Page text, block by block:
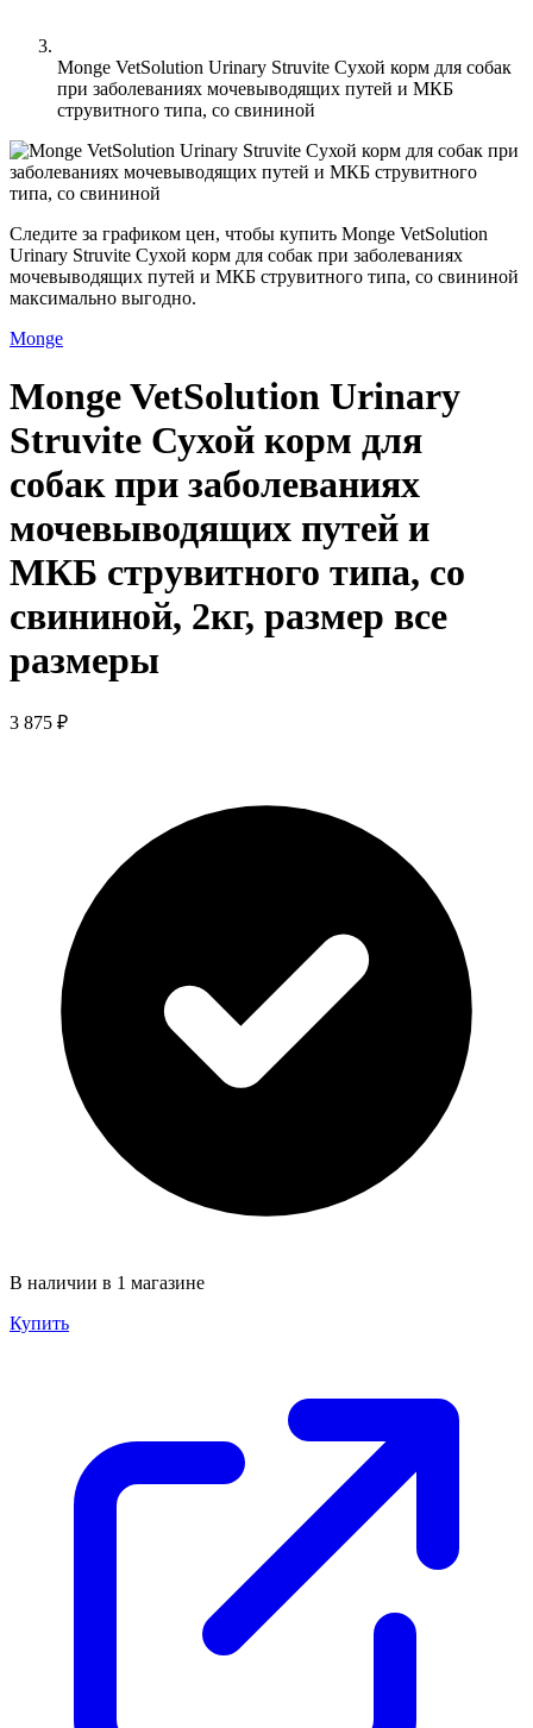
Monge VetSolution Urinary Struvite Сухой корм для собак
при заболеваниях мочевыводящих путей и МКБ
струвитного типа, со свининой
Следите за графиком цен, чтобы купить Monge VetSolution
Urinary Struvite Сухой корм для собак при заболеваниях
мочевыводящих путей и МКБ струвитного типа, со свининой
максимально выгодно.
Monge
Monge VetSolution Urinary
Struvite Сухой корм для
собак при заболеваниях
мочевыводящих путей и
МКБ струвитного типа, со
свининой, 2кг, размер все
размеры
3 875 ₽
В наличии в 1 магазине
Купить